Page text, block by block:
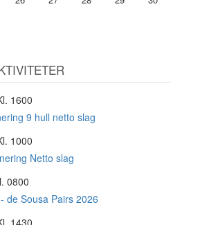
1600
9 hull netto slag
1000
Netto slag
0800
de Sousa Pairs 2026
1430